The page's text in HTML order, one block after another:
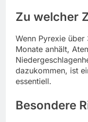
Zu welcher
Wenn Pyrexie
Monate anhält,
dazukommen, ist
essentiell.
Besondere